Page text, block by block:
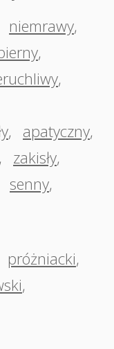
niemrawy,
,
,
, apatyczny,
, zakisły,
senny,
próżniacki,
,